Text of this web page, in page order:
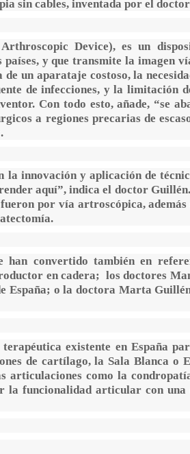
sin cables, inventada por el
Device), es un
y que transmite la imagen
un aparataje costoso, la
de infecciones, y la limitación
Con todo esto, añade, “se
a regiones precarias de
innovación y aplicación de
aquí”, indica el doctor
por vía artroscópica, además
han convertido también en
en cadera; los doctores
España; o la doctora Marta
existente en España
de cartílago, la Sala Blanca o
articulaciones como la
la funcionalidad articular con